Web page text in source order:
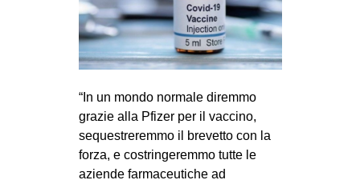
“In un mondo normale diremmo
grazie alla Pfizer per il vaccino,
sequestreremmo il brevetto con la
forza, e costringeremmo tutte le
aziende farmaceutiche ad